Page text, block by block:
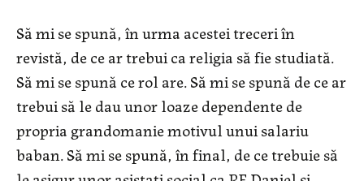
Să mi se spună, în urma acestei treceri în
revistă, de ce ar trebui ca religia să fie studiată.
Să mi se spună ce rol are. Să mi se spună de ce ar
trebui să le dau unor loaze dependente de
propria grandomanie motivul unui salariu
baban. Să mi se spună, în final, de ce trebuie să